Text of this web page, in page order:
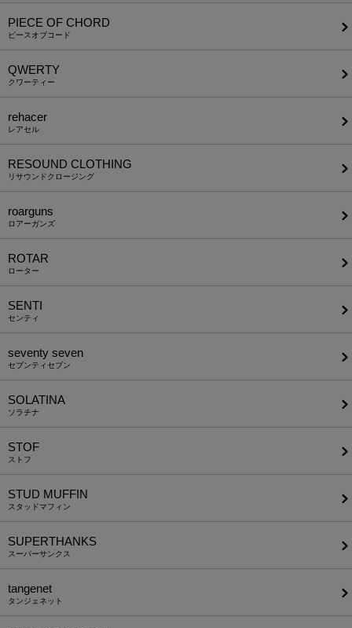
PIECE OF CHORD
ピースオブコード
QWERTY
クワーティー
rehacer
レアセル
RESOUND CLOTHING
リサウンドクロージング
roarguns
ロアーガンズ
ROTAR
ローター
SENTI
センティ
seventy seven
セブンティセブン
SOLATINA
ソラチナ
STOF
ストフ
STUD MUFFIN
スタッドマフィン
SUPERTHANKS
スーパーサンクス
tangenet
タンジェネット